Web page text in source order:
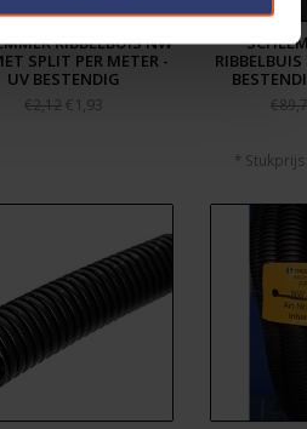
RIBBELBUIS NW
SPLIT PER METER -
UV BESTENDIG
€2,12€1,93
*